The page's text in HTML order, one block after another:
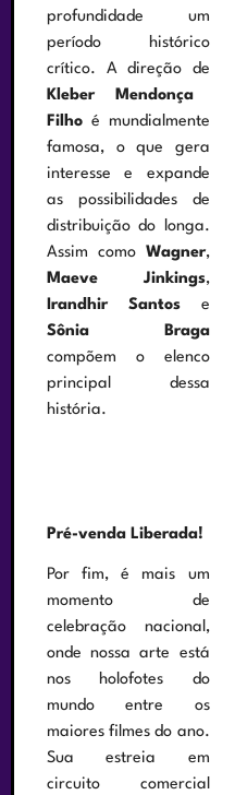
profundidade um
período histórico
crítico. A direção de
Kleber Mendonça
Filho é mundialmente
famosa, o que gera
interesse e expande
as possibilidades de
distribuição do longa.
Assim como Wagner,
Maeve Jinkings,
Irandhir Santose
Sônia Braga
compõem o elenco
principal dessa
história.
Pré-venda Liberada!
Por fim, é mais um
momento de
celebração nacional,
onde nossa arte está
nos holofotes do
mundo entre os
maiores filmes do ano.
Sua estreia em
circuito comercial